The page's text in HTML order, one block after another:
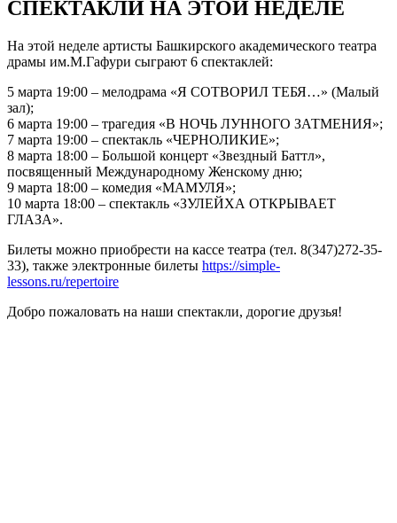
СПЕКТАКЛИ НА ЭТОЙ НЕДЕЛЕ
На этой неделе артисты Башкирского академического театра
драмы им.М.Гафури сыграют 6 спектаклей:
5 марта 19:00 – мелодрама «Я СОТВОРИЛ ТЕБЯ…» (Малый
зал);
6 марта 19:00 – трагедия «В НОЧЬ ЛУННОГО ЗАТМЕНИЯ»;
7 марта 19:00 – спектакль «ЧЕРНОЛИКИЕ»;
8 марта 18:00 – Большой концерт «Звездный Баттл»,
посвященный Международному Женскому дню;
9 марта 18:00 – комедия «МАМУЛЯ»;
10 марта 18:00 – спектакль «ЗУЛЕЙХА ОТКРЫВАЕТ
ГЛАЗА».
Билеты можно приобрести на кассе театра (тел. 8(347)272-35-
33), также электронные билеты https://simple-
lessons.ru/repertoire
Добро пожаловать на наши спектакли, дорогие друзья!